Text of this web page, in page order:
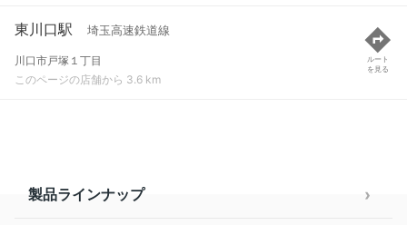
東川口駅 埼玉高速鉄道線
川口市戸塚１丁目
このページの店舗から 3.6 km
ルート
を見る
製品ラインナップ